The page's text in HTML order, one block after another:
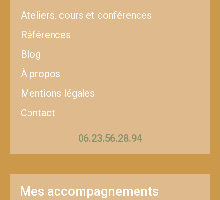
Ateliers, cours et conférences
Références
Blog
À propos
Mentions légales
Contact
06.23.56.28.94
Mes accompagnements